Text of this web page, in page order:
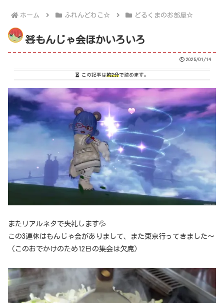
ホーム ふれんどわこ☆ どるくまのお部屋☆
🧸もんじゃ会ほかいろいろ
2025/01/14
この記事は約2分で読めます。
またリアルネタで失礼します💦
この3連休はもんじゃ会がありまして、また東京行ってきました～
（このおでかけのため12日の集会は欠席）